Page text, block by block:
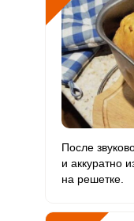
После
и аккуратно
на решетке.